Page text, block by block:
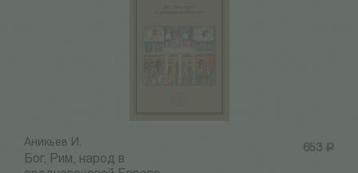
653 Р
Аникьев И.
Бог, Рим, народ в